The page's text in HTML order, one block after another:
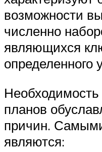
возможности
численно
являющихся
определенного
Необходимость
планов
причин.
являются: